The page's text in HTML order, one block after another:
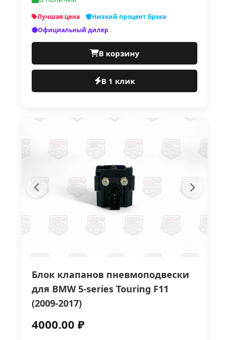
Лучшая цена
Низкий процент брака
Официальный дилер
В корзину
В 1 клик
Блок клапанов пневмоподвески
для BMW 5-series Touring F11
(2009-2017)
4000.00 ₽